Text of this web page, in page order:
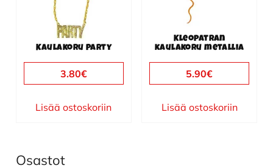
Kaulakoru Party
3.80€
Lisää ostoskoriin
Kleopatran
kaulakoru metallia
5.90€
Lisää ostoskoriin
Ensisijainen
Osastot